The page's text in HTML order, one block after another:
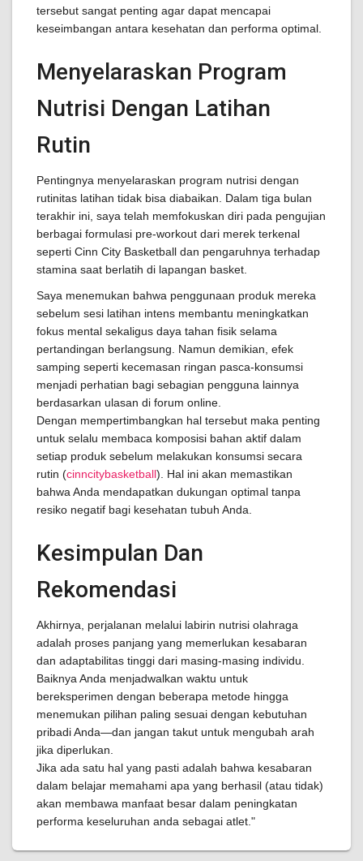
tersebut sangat penting agar dapat mencapai
keseimbangan antara kesehatan dan performa optimal.
Menyelaraskan Program
Nutrisi Dengan Latihan
Rutin
Pentingnya menyelaraskan program nutrisi dengan
rutinitas latihan tidak bisa diabaikan. Dalam tiga bulan
terakhir ini, saya telah memfokuskan diri pada pengujian
berbagai formulasi pre-workout dari merek terkenal
seperti Cinn City Basketball dan pengaruhnya terhadap
stamina saat berlatih di lapangan basket.
Saya menemukan bahwa penggunaan produk mereka
sebelum sesi latihan intens membantu meningkatkan
fokus mental sekaligus daya tahan fisik selama
pertandingan berlangsung. Namun demikian, efek
samping seperti kecemasan ringan pasca-konsumsi
menjadi perhatian bagi sebagian pengguna lainnya
berdasarkan ulasan di forum online.
Dengan mempertimbangkan hal tersebut maka penting
untuk selalu membaca komposisi bahan aktif dalam
setiap produk sebelum melakukan konsumsi secara
rutin (cinncitybasketball). Hal ini akan memastikan
bahwa Anda mendapatkan dukungan optimal tanpa
resiko negatif bagi kesehatan tubuh Anda.
Kesimpulan Dan
Rekomendasi
Akhirnya, perjalanan melalui labirin nutrisi olahraga
adalah proses panjang yang memerlukan kesabaran
dan adaptabilitas tinggi dari masing-masing individu.
Baiknya Anda menjadwalkan waktu untuk
bereksperimen dengan beberapa metode hingga
menemukan pilihan paling sesuai dengan kebutuhan
pribadi Anda—dan jangan takut untuk mengubah arah
jika diperlukan.
Jika ada satu hal yang pasti adalah bahwa kesabaran
dalam belajar memahami apa yang berhasil (atau tidak)
akan membawa manfaat besar dalam peningkatan
performa keseluruhan anda sebagai atlet."